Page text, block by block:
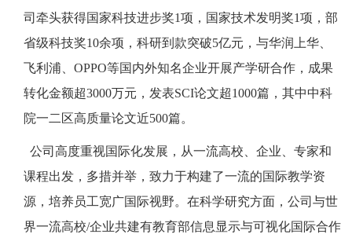
司牵头获得国家科技进步奖1项，国家技术发明奖1项，部
省级科技奖10余项，科研到款突破5亿元，与华润上华、
飞利浦、OPPO等国内外知名企业开展产学研合作，成果
转化金额超3000万元，发表SCI论文超1000篇，其中中科
院一二区高质量论文近500篇。
公司高度重视国际化发展，从一流高校、企业、专家和
课程出发，多措并举，致力于构建了一流的国际教学资
源，培养员工宽广国际视野。在科学研究方面，公司与世
界一流高校/企业共建有教育部信息显示与可视化国际合作